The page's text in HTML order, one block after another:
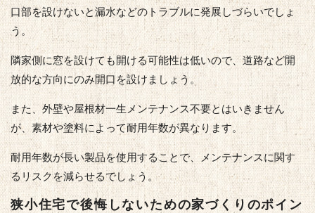
口部を設けないと漏水などのトラブルに発展しづらいでしょ
う。
隣家側に窓を設けても開ける可能性は低いので、道路など開
放的な方向にのみ開口を設けましょう。
また、外壁や屋根材一生メンテナンス不要とはいきません
が、素材や塗料によって耐用年数が異なります。
耐用年数が長い製品を使用することで、メンテナンスに関す
るリスクを減らせるでしょう。
狭小住宅で後悔しないための家づくりのポイン